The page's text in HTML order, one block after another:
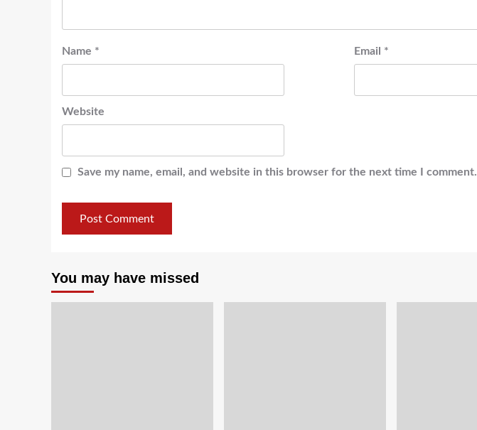
Name * Email *
Website
Save my name, email, and website in this browser for the next time I comment.
You may have missed